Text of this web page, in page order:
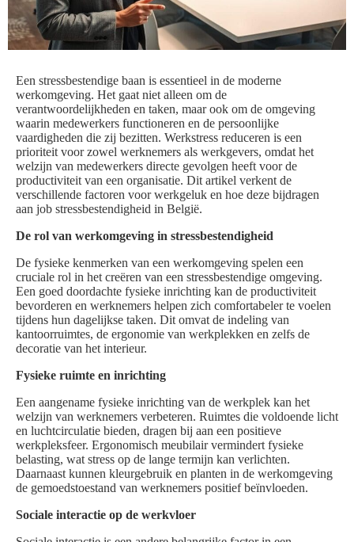
Een stressbestendige baan is essentieel in de moderne
werkomgeving. Het gaat niet alleen om de
verantwoordelijkheden en taken, maar ook om de omgeving
waarin medewerkers functioneren en de persoonlijke
vaardigheden die zij bezitten. Werkstress reduceren is een
prioriteit voor zowel werknemers als werkgevers, omdat het
welzijn van medewerkers directe gevolgen heeft voor de
productiviteit van een organisatie. Dit artikel verkent de
verschillende factoren voor werkgeluk en hoe deze bijdragen
aan job stressbestendigheid in België.
De rol van werkomgeving in stressbestendigheid
De fysieke kenmerken van een werkomgeving spelen een
cruciale rol in het creëren van een stressbestendige omgeving.
Een goed doordachte fysieke inrichting kan de productiviteit
bevorderen en werknemers helpen zich comfortabeler te voelen
tijdens hun dagelijkse taken. Dit omvat de indeling van
kantoorruimtes, de ergonomie van werkplekken en zelfs de
decoratie van het interieur.
Fysieke ruimte en inrichting
Een aangename fysieke inrichting van de werkplek kan het
welzijn van werknemers verbeteren. Ruimtes die voldoende licht
en luchtcirculatie bieden, dragen bij aan een positieve
werkpleksfeer. Ergonomisch meubilair vermindert fysieke
belasting, wat stress op de lange termijn kan verlichten.
Daarnaast kunnen kleurgebruik en planten in de werkomgeving
de gemoedstoestand van werknemers positief beïnvloeden.
Sociale interactie op de werkvloer